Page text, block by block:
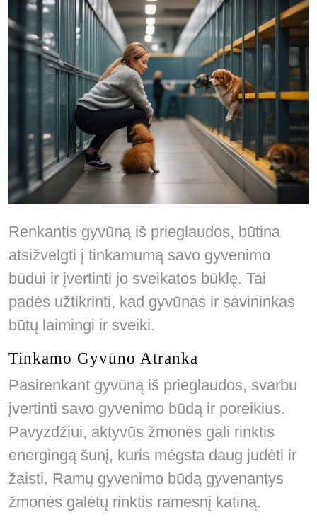
Renkantis gyvūną iš prieglaudos, būtina
atsižvelgti į tinkamumą savo gyvenimo
būdui ir įvertinti jo sveikatos būklę. Tai
padės užtikrinti, kad gyvūnas ir savininkas
būtų laimingi ir sveiki.
Tinkamo Gyvūno Atranka
Pasirenkant gyvūną iš prieglaudos, svarbu
įvertinti savo gyvenimo būdą ir poreikius.
Pavyzdžiui, aktyvūs žmonės gali rinktis
energingą šunį, kuris mėgsta daug judėti ir
žaisti. Ramų gyvenimo būdą gyvenantys
žmonės galėtų rinktis ramesnį katiną.